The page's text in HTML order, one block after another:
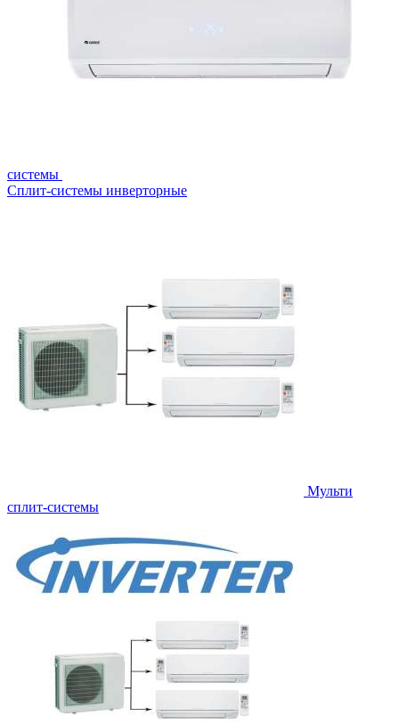
системы
Сплит-системы инверторные
Мульти
сплит-системы